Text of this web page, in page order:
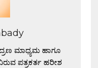
ಮಾಧ್ಯಮ ಹಾಗೂ
ಪತ್ರಕರ್ತ ಹರೀಶ